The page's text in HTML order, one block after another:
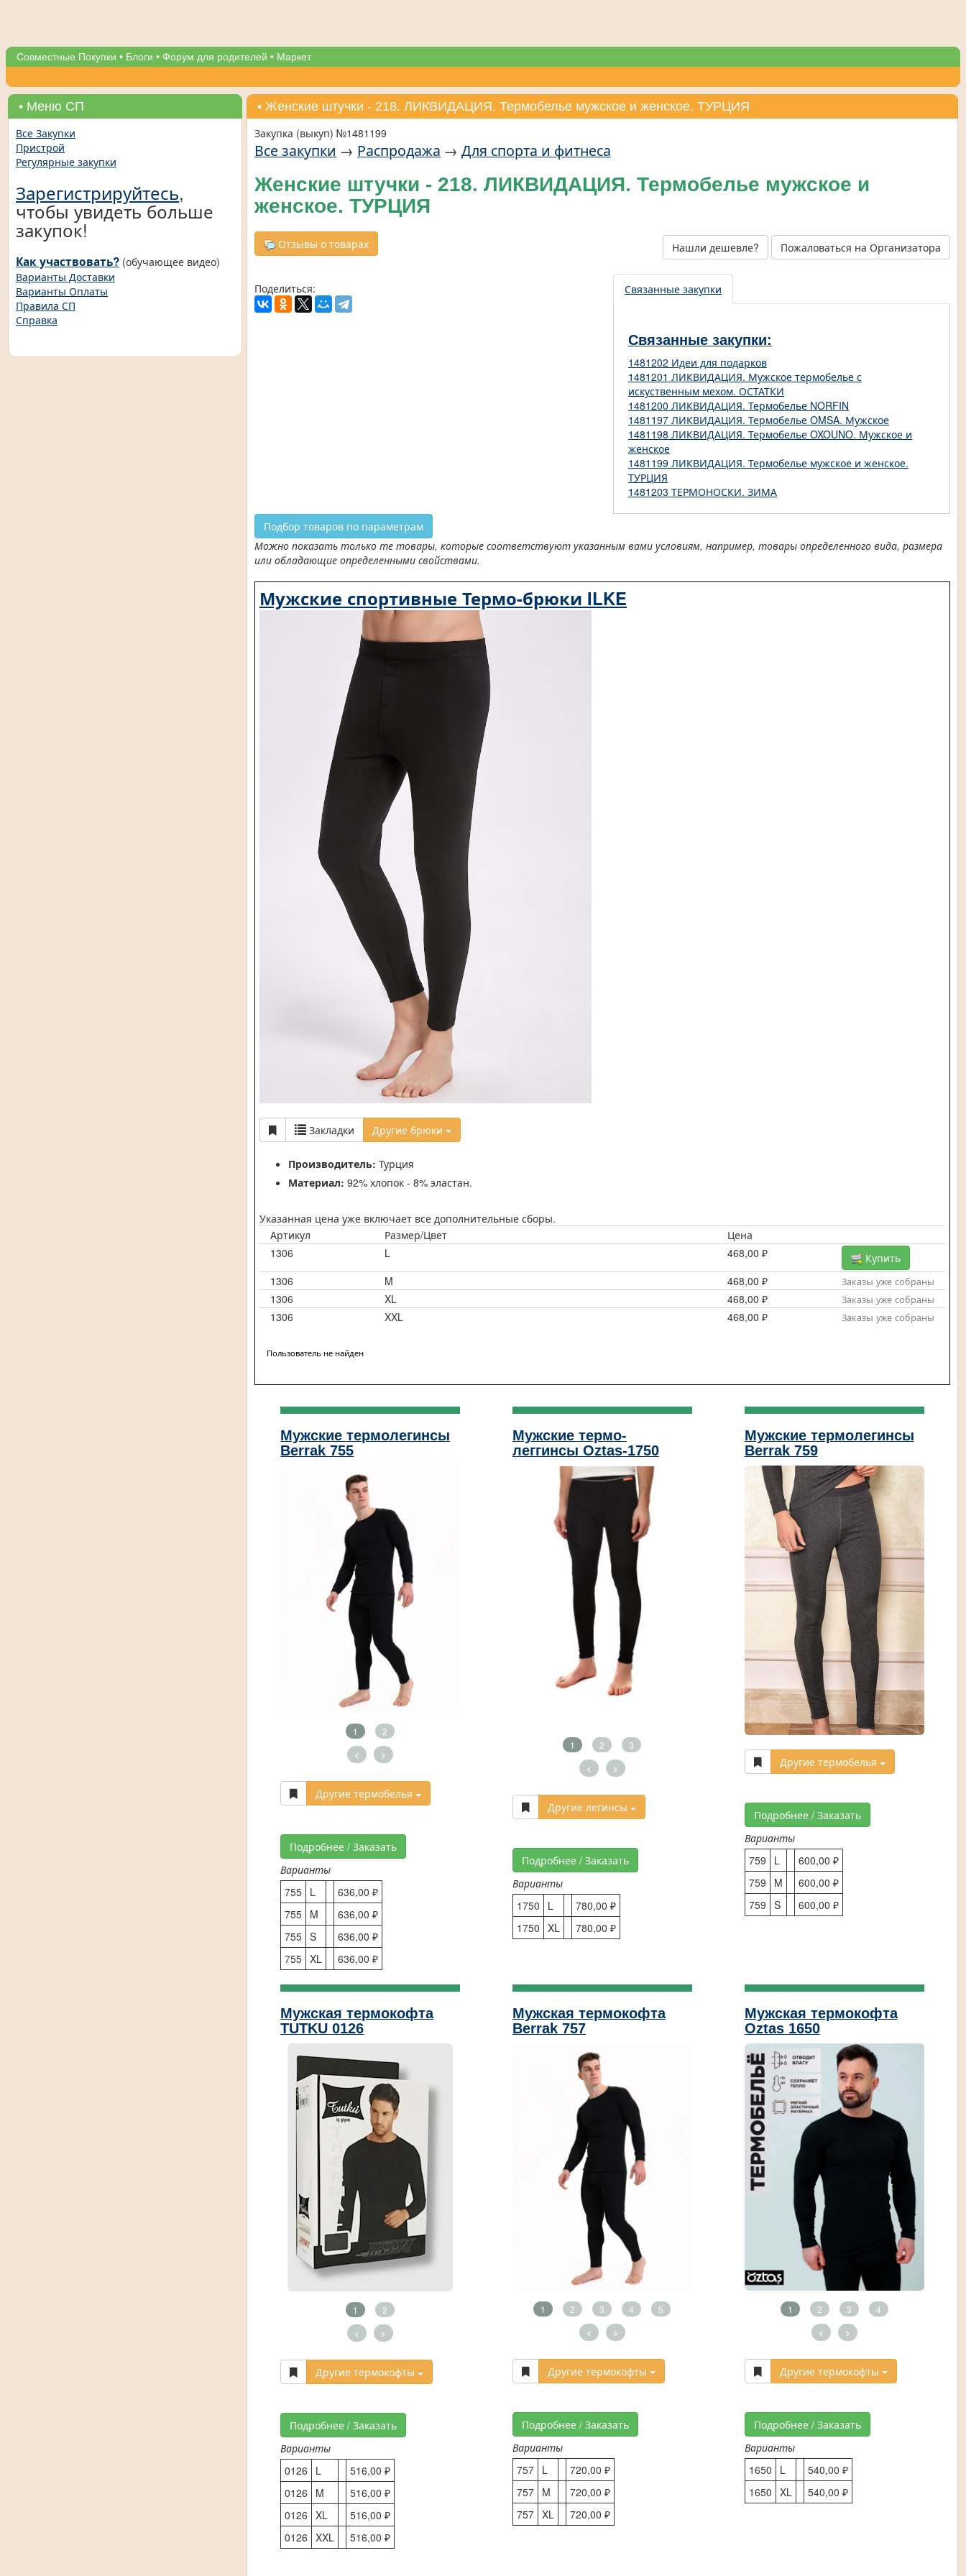
Совместные Покупки • Блоги • Форум для родителей • Маркет
• Меню СП
Все Закупки
Пристрой
Регулярные закупки
Зарегистрируйтесь,
чтобы увидеть больше
закупок!
Как участвовать? (обучающее видео)
Варианты Доставки
Варианты Оплаты
Правила СП
Справка
• Женские штучки - 218. ЛИКВИДАЦИЯ. Термобелье мужское и женское. ТУРЦИЯ
Закупка (выкуп) №1481199
Все закупки → Распродажа → Для спорта и фитнеса
Женские штучки - 218. ЛИКВИДАЦИЯ. Термобелье мужское и
женское. ТУРЦИЯ
Отзывы о товарах Нашли дешевле? Пожаловаться на Организатора
Поделиться: Связанные закупки
Связанные закупки:
1481202 Идеи для подарков
1481201 ЛИКВИДАЦИЯ. Мужское термобелье с
искуственным мехом. ОСТАТКИ
1481200 ЛИКВИДАЦИЯ. Термобелье NORFIN
1481197 ЛИКВИДАЦИЯ. Термобелье OMSA. Мужское
1481198 ЛИКВИДАЦИЯ. Термобелье OXOUNO. Мужское и
женское
1481199 ЛИКВИДАЦИЯ. Термобелье мужское и женское.
ТУРЦИЯ
1481203 ТЕРМОНОСКИ. ЗИМА
Подбор товаров по параметрам
Можно показать только те товары, которые соответствуют указанным вами условиям, например, товары определенного вида, размера
или обладающие определенными свойствами.
Мужские спортивные Термо-брюки ILKE
Закладки Другие брюки
Производитель: Турция
Материал: 92% хлопок - 8% эластан.
Указанная цена уже включает все дополнительные сборы.
Артикул
Размер/Цвет
Цена
1306
L 468,00 ₽
Купить
1306
M 468,00 ₽ Заказы уже собраны
1306 XL 468,00 ₽ Заказы уже собраны
1306 XXL 468,00 ₽ Заказы уже собраны
Пользователь не найден
Мужские термолегинсы
Berrak 755
1 2
< >
Другие термобелья
Подробнее / Заказать
Варианты
755 L
636,00 ₽
755 M
636,00 ₽
755 S
636,00 ₽
755 XL 636,00 ₽
Мужские термо-
леггинсы Oztas-1750
1 2 3
< >
Другие легинсы
Подробнее / Заказать
Варианты
1750
L
780,00 ₽
1750 XL 780,00 ₽
Мужские термолегинсы
Berrak 759
Другие термобелья
Подробнее / Заказать
Варианты
759
L
600,00 ₽
759
M
600,00 ₽
759 S 600,00 ₽
Мужская термокофта
TUTKU 0126
1 2
< >
Другие термокофты
Подробнее / Заказать
Варианты
0126
L
516,00 ₽
0126
M
516,00 ₽
0126
XL
516,00 ₽
0126
XXL 516,00 ₽
Мужская термокофта
Berrak 757
1 2 3 4 5
< >
Другие термокофты
Подробнее / Заказать
Варианты
757
L
720,00 ₽
757
M
720,00 ₽
757 XL 720,00 ₽
Мужская термокофта
Oztas 1650
1 2 3 4
< >
Другие термокофты
Подробнее / Заказать
Варианты
1650
L
540,00 ₽
1650 XL 540,00 ₽